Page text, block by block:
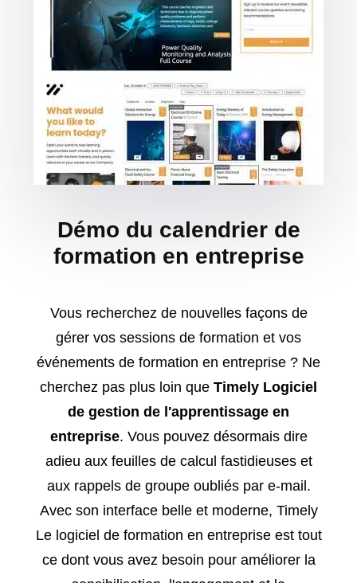
Démo du calendrier de
formation en entreprise
Vous recherchez de nouvelles façons de
gérer vos sessions de formation et vos
événements de formation en entreprise ? Ne
cherchez pas plus loin que Timely Logiciel
de gestion de l'apprentissage en
entreprise. Vous pouvez désormais dire
adieu aux feuilles de calcul fastidieuses et
aux rappels de groupe oubliés par e-mail.
Avec son interface belle et moderne, Timely
Le logiciel de formation en entreprise est tout
ce dont vous avez besoin pour améliorer la